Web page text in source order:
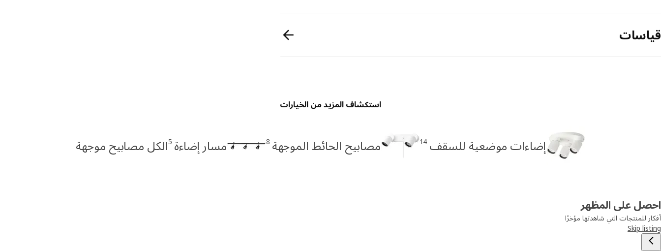
قياسات
استكشاف المزيد من الخيارات
إضاءات موضعية للسقف 14 مصابيح الحائط الموجهة 8 مسار إضاءة 5الكل مصابيح موجهة
احصل على المظهر
أفكار للمنتجات التي شاهدتها مؤخرًا
Skip listing